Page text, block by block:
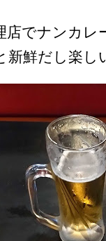
店でナンカ
鮮だし楽し